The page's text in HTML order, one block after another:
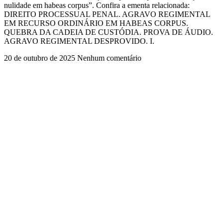
nulidade em habeas corpus”. Confira a ementa relacionada:
DIREITO PROCESSUAL PENAL. AGRAVO REGIMENTAL
EM RECURSO ORDINÁRIO EM HABEAS CORPUS.
QUEBRA DA CADEIA DE CUSTÓDIA. PROVA DE ÁUDIO.
AGRAVO REGIMENTAL DESPROVIDO. I.
20 de outubro de 2025 Nenhum comentário